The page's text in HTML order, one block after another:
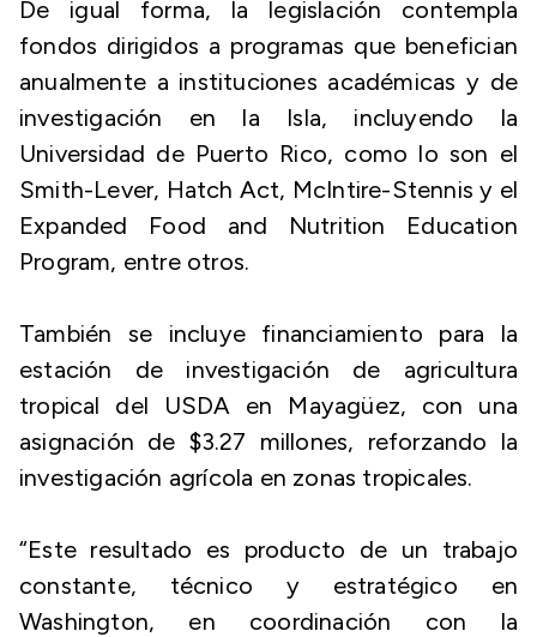
De igual forma, la legislación contempla
fondos dirigidos a programas que benefician
anualmente a instituciones académicas y de
investigación en la Isla, incluyendo la
Universidad de Puerto Rico, como lo son el
Smith-Lever, Hatch Act, McIntire-Stennis y el
Expanded Food and Nutrition Education
Program, entre otros.
También se incluye financiamiento para la
estación de investigación de agricultura
tropical del USDA en Mayagüez, con una
asignación de $3.27 millones, reforzando la
investigación agrícola en zonas tropicales.
“Este resultado es producto de un trabajo
constante, técnico y estratégico en
Washington, en coordinación con la